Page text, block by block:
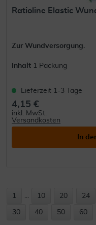
Ratioline Elastic
Zur Wundversorgung.
Inhalt 1 Packung
Lieferzeit 1-3 Tage
4,15 €
inkl. MwSt.
Versandkosten
In
1 ... 10 20 24
30 40 50 60